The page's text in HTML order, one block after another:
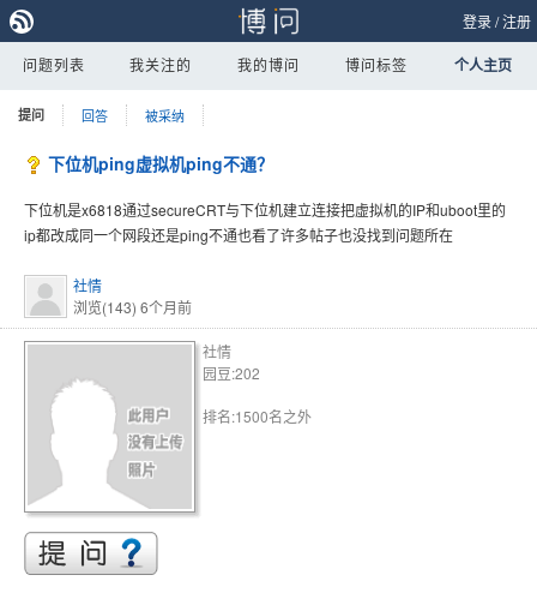
登录/注册
问题列表 我关注的 我的博问 博问标签 个人主页
提问 回答 被采纳
下位机ping虚拟机ping不通？
下位机是x6818通过secureCRT与下位机建立连接把虚拟机的IP和uboot里的
ip都改成同一个网段还是ping不通也看了许多帖子也没找到问题所在
社情
浏览(143) 6个月前
社情
园豆:202
排名:1500名之外